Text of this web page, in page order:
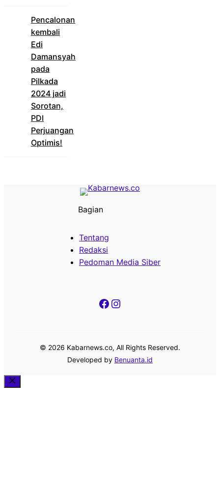
Pencalonan
kembali
Edi
Damansyah
pada
Pilkada
2024 jadi
Sorotan,
PDI
Perjuangan
Optimis!
Bagian
Tentang
Redaksi
Pedoman Media Siber
Facebook
Instagram
© 2026 Kabarnews.co, All Rights Reserved.
Developed by Benuanta.id
Close